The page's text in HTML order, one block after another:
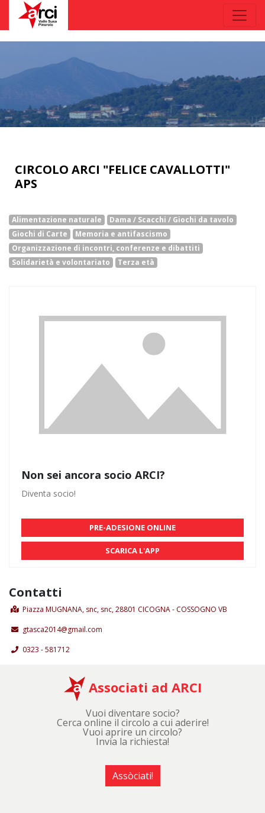
CIRCOLO ARCI "FELICE CAVALLOTTI"
APS
Alimentazione naturale
Dama / Scacchi / Giochi da tavolo
Giochi di Carte
Memoria e antifascismo
Organizzazione di incontri, conferenze e dibattiti
Solidarietà e volontariato
Terza età
Non sei ancora socio ARCI?
Diventa socio!
PRE-ADESIONE ONLINE
SCARICA L'APP
Contatti
Piazza MUGNANA, snc, snc, 28801 CICOGNA - COSSOGNO VB
gtasca2014@gmail.com
0323 - 581712
Associati ad ARCI
Vuoi diventare socio?
Cerca online il circolo a cui aderire!
Vuoi aprire un circolo?
Invia la richiesta!
Assòciati!